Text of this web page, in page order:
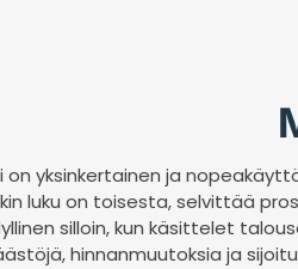
on yksinkertainen ja
luku on toisesta, selvittää
silloin, kun käsittelet
hinnanmuutoksia ja